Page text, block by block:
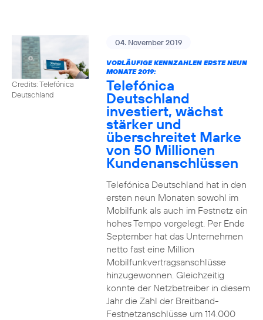
Credits: Telefónica
Deutschland
04. November 2019
VORLÄUFIGE KENNZAHLEN ERSTE NEUN
MONATE 2019:
Telefónica
Deutschland
investiert, wächst
stärker und
überschreitet Marke
von 50 Millionen
Kundenanschlüssen
Telefónica Deutschland hat in den
ersten neun Monaten sowohl im
Mobilfunk als auch im Festnetz ein
hohes Tempo vorgelegt. Per Ende
September hat das Unternehmen
netto fast eine Million
Mobilfunkvertragsanschlüsse
hinzugewonnen. Gleichzeitig
konnte der Netzbetreiber in diesem
Jahr die Zahl der Breitband-
Festnetzanschlüsse um 114.000